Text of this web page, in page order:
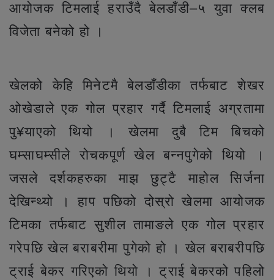
आयोजक टिमलाई हराउँदै बेलडाँडी–५ युवा क्लब
विजेता बनेको हो ।
खेलको केहि मिनेटमै बेलडाँडीका तर्फबाट शेखर
ओखेडाले एक गोल प्रहार गर्दै टिमलाई अग्रतामा
पु¥याएको थियो । खेलमा दुबै टिम बिचको
घम्साघम्सीले रोचकपूर्ण खेल बन्नपुगेको थियो ।
जसले दर्शकहरुका माझ छुट्टै माहोल सिर्जना
देखिन्थ्यो । हाप पछिको दोस्रो खेलमा आयोजक
टिमका तर्फबाट सुशील तामाङले एक गोल प्रहार
गरेपछि खेल बराबरीमा पुगेको हो । खेल बराबरीपछि
ट्राई बेकर गरिएको थियो । ट्राई बेकरको पहिलो